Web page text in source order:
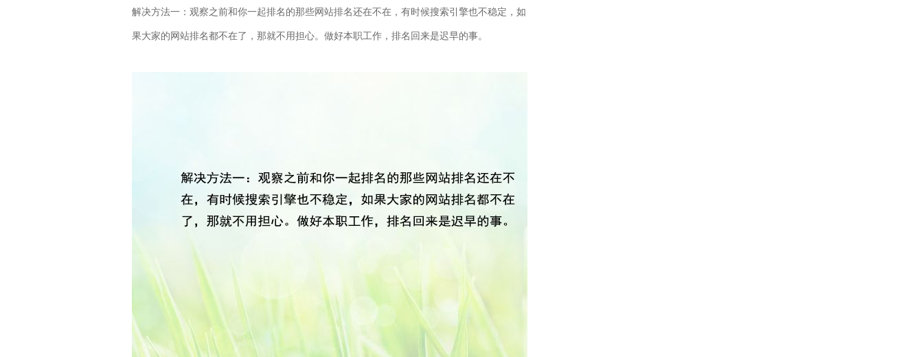
解决方法一：观察之前和你一起排名的那些网站排名还在不在，有时候搜索引擎也不稳定，如
果大家的网站排名都不在了，那就不用担心。做好本职工作，排名回来是迟早的事。